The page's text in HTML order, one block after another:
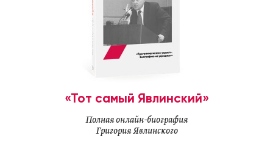
«Тот самый Явлинский»
Полная онлайн-биография
Григория Явлинского